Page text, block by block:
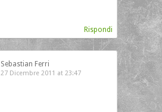
Rispondi
Sebastian Ferri
27 Dicembre 2011 at 23:47